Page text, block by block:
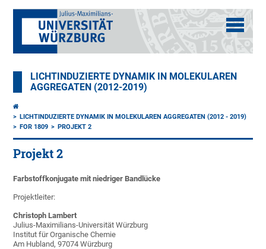
LICHTINDUZIERTE DYNAMIK IN MOLEKULAREN
AGGREGATEN (2012-2019)
LICHTINDUZIERTE DYNAMIK IN MOLEKULAREN AGGREGATEN (2012 - 2019)
FOR 1809
PROJEKT 2
Projekt 2
Farbstoffkonjugate mit niedriger Bandlücke
Projektleiter:
Christoph Lambert
Julius-Maximilians-Universität Würzburg
Institut für Organische Chemie
Am Hubland, 97074 Würzburg